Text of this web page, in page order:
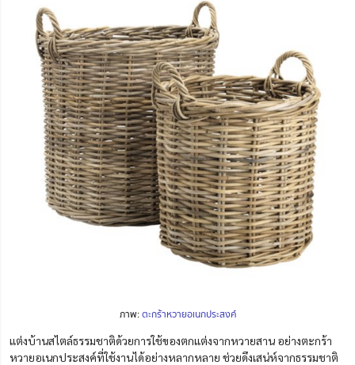
ภาพ:ตะกร้าหวายอเนกประสงค์
แต่งบ้านสไตล์ธรรมชาติด้วยการใช้ของตกแต่งจากหวายสาน อย่างตะกร้า
หวายอเนกประสงค์ที่ใช้งานได้อย่างหลากหลาย ช่วยดึงเสน่ห์จากธรรมชาติ